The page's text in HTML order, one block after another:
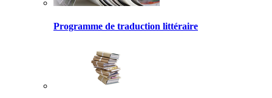
Programme de traduction littéraire